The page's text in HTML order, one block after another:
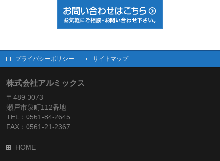
プライバシーポリシー サイトマップ
株式会社アルミックス
〒489-0073
瀬戸市泉町112番地
TEL：0561-84-2645
FAX：0561-21-2367
HOME